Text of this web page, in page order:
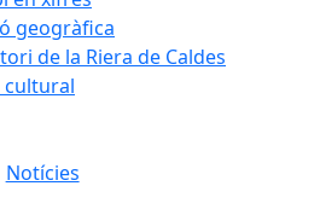
geogràfica
de la Riera de Caldes
Notícies